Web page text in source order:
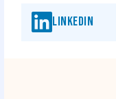
LINKEDIN